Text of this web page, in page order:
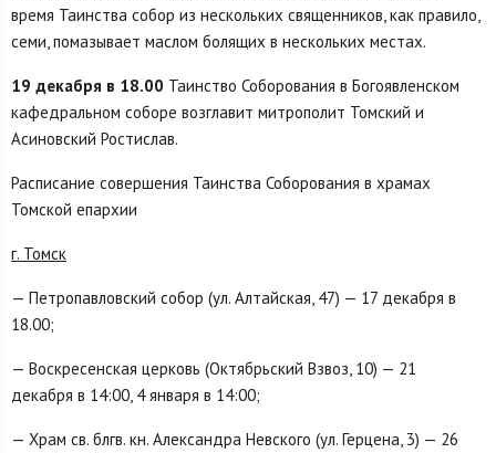
время Таинства собор из нескольких священников, как правило,
семи, помазывает маслом болящих в нескольких местах.
19 декабря в 18.00 Таинство Соборования в Богоявленском
кафедральном соборе возглавит митрополит Томский и
Асиновский Ростислав.
Расписание совершения Таинства Соборования в храмах
Томской епархии
г. Томск
— Петропавловский собор (ул. Алтайская, 47) — 17 декабря в
18.00;
— Воскресенская церковь (Октябрьский Взвоз, 10) — 21
декабря в 14:00, 4 января в 14:00;
— Храм св. блгв. кн. Александра Невского (ул. Герцена, 3) — 26